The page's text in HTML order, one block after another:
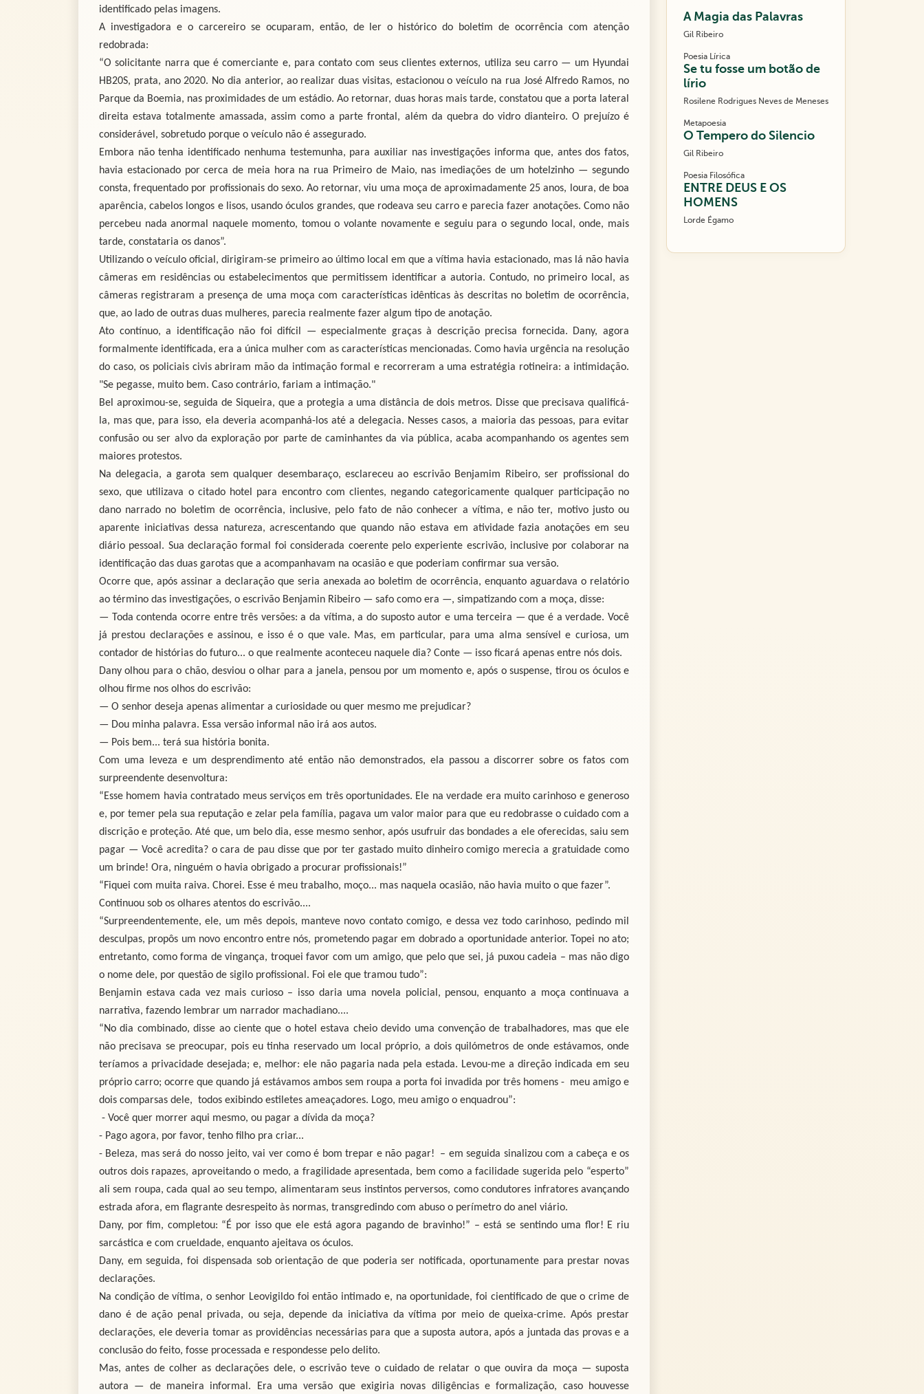
identificado pelas imagens.
A investigadora e o carcereiro se ocuparam, então, de ler o histórico do boletim de ocorrência com atenção
redobrada:
“O solicitante narra que é comerciante e, para contato com seus clientes externos, utiliza seu carro — um Hyundai
HB20S, prata, ano 2020. No dia anterior, ao realizar duas visitas, estacionou o veículo na rua José Alfredo Ramos, no
Parque da Boemia, nas proximidades de um estádio. Ao retornar, duas horas mais tarde, constatou que a porta lateral
direita estava totalmente amassada, assim como a parte frontal, além da quebra do vidro dianteiro. O prejuízo é
considerável, sobretudo porque o veículo não é assegurado.
Embora não tenha identificado nenhuma testemunha, para auxiliar nas investigações informa que, antes dos fatos,
havia estacionado por cerca de meia hora na rua Primeiro de Maio, nas imediações de um hotelzinho — segundo
consta, frequentado por profissionais do sexo. Ao retornar, viu uma moça de aproximadamente 25 anos, loura, de boa
aparência, cabelos longos e lisos, usando óculos grandes, que rodeava seu carro e parecia fazer anotações. Como não
percebeu nada anormal naquele momento, tomou o volante novamente e seguiu para o segundo local, onde, mais
tarde, constataria os danos”.
Utilizando o veículo oficial, dirigiram-se primeiro ao último local em que a vítima havia estacionado, mas lá não havia
câmeras em residências ou estabelecimentos que permitissem identificar a autoria. Contudo, no primeiro local, as
câmeras registraram a presença de uma moça com características idênticas às descritas no boletim de ocorrência,
que, ao lado de outras duas mulheres, parecia realmente fazer algum tipo de anotação.
Ato contínuo, a identificação não foi difícil — especialmente graças à descrição precisa fornecida. Dany, agora
formalmente identificada, era a única mulher com as características mencionadas. Como havia urgência na resolução
do caso, os policiais civis abriram mão da intimação formal e recorreram a uma estratégia rotineira: a intimidação.
"Se pegasse, muito bem. Caso contrário, fariam a intimação."
Bel aproximou-se, seguida de Siqueira, que a protegia a uma distância de dois metros. Disse que precisava qualificá-
la, mas que, para isso, ela deveria acompanhá-los até a delegacia. Nesses casos, a maioria das pessoas, para evitar
confusão ou ser alvo da exploração por parte de caminhantes da via pública, acaba acompanhando os agentes sem
maiores protestos.
Na delegacia, a garota sem qualquer desembaraço, esclareceu ao escrivão Benjamim Ribeiro, ser profissional do
sexo, que utilizava o citado hotel para encontro com clientes, negando categoricamente qualquer participação no
dano narrado no boletim de ocorrência, inclusive, pelo fato de não conhecer a vítima, e não ter, motivo justo ou
aparente iniciativas dessa natureza, acrescentando que quando não estava em atividade fazia anotações em seu
diário pessoal. Sua declaração formal foi considerada coerente pelo experiente escrivão, inclusive por colaborar na
identificação das duas garotas que a acompanhavam na ocasião e que poderiam confirmar sua versão.
Ocorre que, após assinar a declaração que seria anexada ao boletim de ocorrência, enquanto aguardava o relatório
ao término das investigações, o escrivão Benjamin Ribeiro — safo como era —, simpatizando com a moça, disse:
— Toda contenda ocorre entre três versões: a da vítima, a do suposto autor e uma terceira — que é a verdade. Você
já prestou declarações e assinou, e isso é o que vale. Mas, em particular, para uma alma sensível e curiosa, um
contador de histórias do futuro... o que realmente aconteceu naquele dia? Conte — isso ficará apenas entre nós dois.
Dany olhou para o chão, desviou o olhar para a janela, pensou por um momento e, após o suspense, tirou os óculos e
olhou firme nos olhos do escrivão:
— O senhor deseja apenas alimentar a curiosidade ou quer mesmo me prejudicar?
— Dou minha palavra. Essa versão informal não irá aos autos.
— Pois bem... terá sua história bonita.
Com uma leveza e um desprendimento até então não demonstrados, ela passou a discorrer sobre os fatos com
surpreendente desenvoltura:
“Esse homem havia contratado meus serviços em três oportunidades. Ele na verdade era muito carinhoso e generoso
e, por temer pela sua reputação e zelar pela família, pagava um valor maior para que eu redobrasse o cuidado com a
discrição e proteção. Até que, um belo dia, esse mesmo senhor, após usufruir das bondades a ele oferecidas, saiu sem
pagar — Você acredita? o cara de pau disse que por ter gastado muito dinheiro comigo merecia a gratuidade como
um brinde! Ora, ninguém o havia obrigado a procurar profissionais!”
“Fiquei com muita raiva. Chorei. Esse é meu trabalho, moço... mas naquela ocasião, não havia muito o que fazer”.
Continuou sob os olhares atentos do escrivão....
“Surpreendentemente, ele, um mês depois, manteve novo contato comigo, e dessa vez todo carinhoso, pedindo mil
desculpas, propôs um novo encontro entre nós, prometendo pagar em dobrado a oportunidade anterior. Topei no ato;
entretanto, como forma de vingança, troquei favor com um amigo, que pelo que sei, já puxou cadeia – mas não digo
o nome dele, por questão de sigilo profissional. Foi ele que tramou tudo”:
Benjamin estava cada vez mais curioso – isso daria uma novela policial, pensou, enquanto a moça continuava a
narrativa, fazendo lembrar um narrador machadiano....
“No dia combinado, disse ao ciente que o hotel estava cheio devido uma convenção de trabalhadores, mas que ele
não precisava se preocupar, pois eu tinha reservado um local próprio, a dois quilómetros de onde estávamos, onde
teríamos a privacidade desejada; e, melhor: ele não pagaria nada pela estada. Levou-me a direção indicada em seu
próprio carro; ocorre que quando já estávamos ambos sem roupa a porta foi invadida por três homens - meu amigo e
dois comparsas dele, todos exibindo estiletes ameaçadores. Logo, meu amigo o enquadrou”:
- Você quer morrer aqui mesmo, ou pagar a dívida da moça?
- Pago agora, por favor, tenho filho pra criar...
- Beleza, mas será do nosso jeito, vai ver como é bom trepar e não pagar! – em seguida sinalizou com a cabeça e os
outros dois rapazes, aproveitando o medo, a fragilidade apresentada, bem como a facilidade sugerida pelo “esperto”
ali sem roupa, cada qual ao seu tempo, alimentaram seus instintos perversos, como condutores infratores avançando
estrada afora, em flagrante desrespeito às normas, transgredindo com abuso o perímetro do anel viário.
Dany, por fim, completou: “É por isso que ele está agora pagando de bravinho!” – está se sentindo uma flor! E riu
sarcástica e com crueldade, enquanto ajeitava os óculos.
Dany, em seguida, foi dispensada sob orientação de que poderia ser notificada, oportunamente para prestar novas
declarações.
Na condição de vítima, o senhor Leovigildo foi então intimado e, na oportunidade, foi cientificado de que o crime de
dano é de ação penal privada, ou seja, depende da iniciativa da vítima por meio de queixa-crime. Após prestar
declarações, ele deveria tomar as providências necessárias para que a suposta autora, após a juntada das provas e a
conclusão do feito, fosse processada e respondesse pelo delito.
Mas, antes de colher as declarações dele, o escrivão teve o cuidado de relatar o que ouvira da moça — suposta
autora — de maneira informal. Era uma versão que exigiria novas diligências e formalização, caso houvesse
A Magia das Palavras
Gil Ribeiro
Poesia Lírica
Se tu fosse um botão de
lírio
Rosilene Rodrigues Neves de Meneses
Metapoesia
O Tempero do Silencio
Gil Ribeiro
Poesia Filosófica
ENTRE DEUS E OS
HOMENS
Lorde Égamo